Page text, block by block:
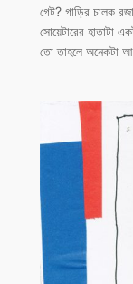
গেট? গাড়ির চালক
সোয়েটারের হাতাটা
তো তাহলে অনেকটা